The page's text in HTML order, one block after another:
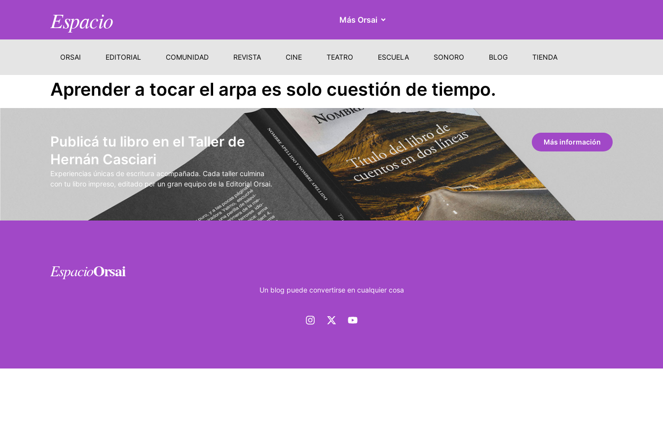
Espacio Más Orsai
ORSAI EDITORIAL COMUNIDAD REVISTA CINE TEATRO ESCUELA SONORO BLOG TIENDA
Aprender a tocar el arpa es solo cuestión de tiempo.
Publicá tu libro en el Taller de
Hernán Casciari
Experiencias únicas de escritura acompañada. Cada taller culmina
con tu libro impreso, editado por un gran equipo de la Editorial Orsai.
Más información
EspacioOrsai
Un blog puede convertirse en cualquier cosa